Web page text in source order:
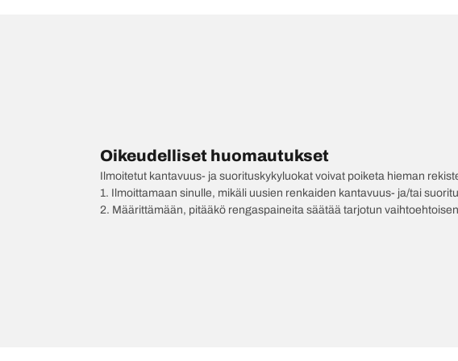
Oikeudelliset huomautukset
Ilmoitetut kantavuus- ja suorituskykyluokat voivat poiketa hieman
1. Ilmoittamaan sinulle, mikäli uusien renkaiden kantavuus- ja/tai
2. Määrittämään, pitääkö rengaspaineita säätää tarjotun